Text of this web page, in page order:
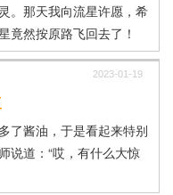
。那天我向流星许愿，希
竟然按原路飞回去了！
2023-01-19
了酱油，于是看起来特别
说道：“哎，有什么大惊